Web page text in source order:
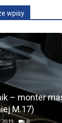
wpisy
– monter
M.17)
0